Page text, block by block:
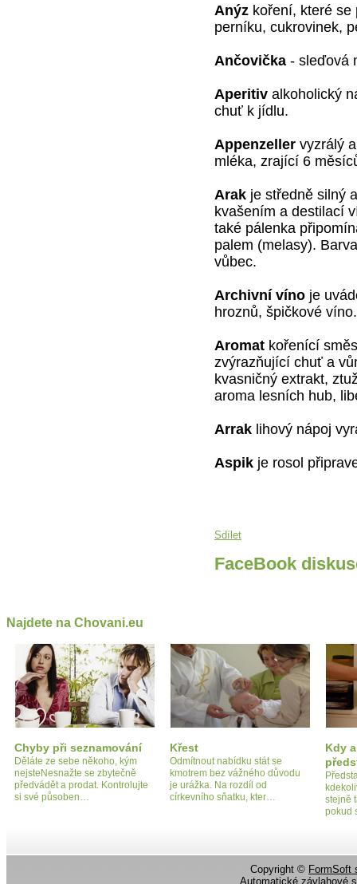
Anýz koření, které se
perníku, cukrovinek,
Ančovička - sleďová
Aperitiv alkoholický
chuť k jídlu.
Appenzeller vyzrálý
mléka, zrající 6
Arak je středně silný
kvašením a destilací
také pálenka
palem (melasy).
vůbec.
Archivní víno je
hroznů, špičkové víno.
Aromat kořenící
zvýrazňující chuť a
kvasničný extrakt,
aroma lesních hub,
Arrak lihový nápoj
Aspik je rosol
Sdílet
FaceBook
Najdete na Chovani.eu
Chyby při seznamování
Děláte ze sebe někoho, kým
nejsteNesnažte se zbytečně
předvádět a prodat. Kontrolujte
si své působen…
Křest
Odmítnout nabídku stát se
kmotrem bez vážného důvodu
je urážka. Na rozdíl od
církevního sňatku, kter…
Kdy
stejně
pokud
Copyright © FormSoft
Automatické závlahové